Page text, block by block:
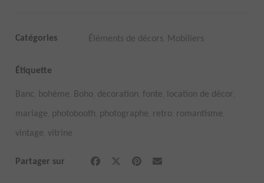
Catégories Éléments de décors Mobiliers
Étiquette
Banc bohème Boho decoration ,fonte location de décor
mariage photobooth photographe retro romantisme
vintage vitrine
Partager sur